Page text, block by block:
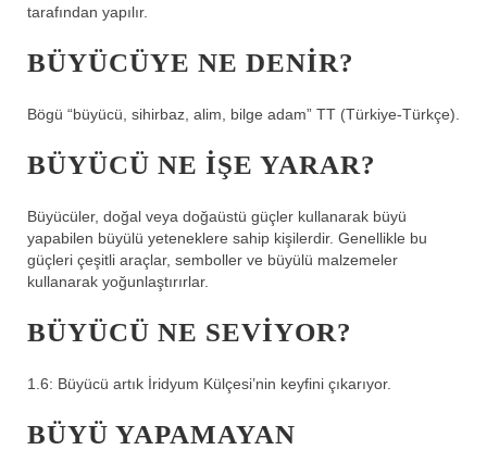
tarafından yapılır.
BÜYÜCÜYE NE DENIR?
Bögü “büyücü, sihirbaz, alim, bilge adam” TT (Türkiye-Türkçe).
BÜYÜCÜ NE IŞE YARAR?
Büyücüler, doğal veya doğaüstü güçler kullanarak büyü
yapabilen büyülü yeteneklere sahip kişilerdir. Genellikle bu
güçleri çeşitli araçlar, semboller ve büyülü malzemeler
kullanarak yoğunlaştırırlar.
BÜYÜCÜ NE SEVIYOR?
1.6: Büyücü artık İridyum Külçesi’nin keyfini çıkarıyor.
BÜYÜ YAPAMAYAN